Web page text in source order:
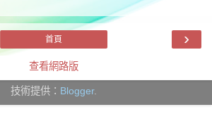
›
首頁
查看網路版
技術提供： Blogger.